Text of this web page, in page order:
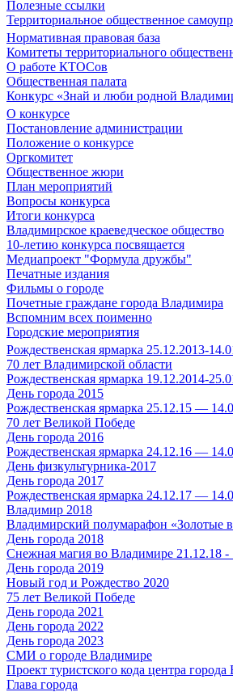
Полезные ссылки
Территориальное общественное
Нормативная правовая база
Комитеты территориального
О работе КТОСов
Общественная палата
Конкурс «Знай и люби родной
О конкурсе
Постановление администрации
Положение о конкурсе
Оргкомитет
Общественное жюри
План мероприятий
Вопросы конкурса
Итоги конкурса
Владимирское краеведческое общество
10-летию конкурса посвящается
Медиапроект "Формула дружбы"
Печатные издания
Фильмы о городе
Почетные граждане города Владимира
Вспомним всех поименно
Городские мероприятия
Рождественская ярмарка 25.12.2013-
70 лет Владимирской области
Рождественская ярмарка 19.12.2014-
День города 2015
Рождественская ярмарка 25.12.15 —
70 лет Великой Победе
День города 2016
Рождественская ярмарка 24.12.16 —
День физкультурника-2017
День города 2017
Рождественская ярмарка 24.12.17 —
Владимир 2018
Владимирский полумарафон «Золотые
День города 2018
Снежная магия во Владимире 21.12.18 -
День города 2019
Новый год и Рождество 2020
75 лет Великой Победе
День города 2021
День города 2022
День города 2023
СМИ о городе Владимире
Проект туристского кода центра
Глава города